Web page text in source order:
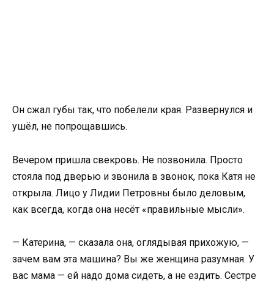
Он сжал губы так, что побелели края. Развернулся и
ушёл, не попрощавшись.
Вечером пришла свекровь. Не позвонила. Просто
стояла под дверью и звонила в звонок, пока Катя не
открыла. Лицо у Лидии Петровны было деловым,
как всегда, когда она несёт «правильные мысли».
— Катерина, — сказала она, оглядывая прихожую, —
зачем вам эта машина? Вы же женщина разумная. У
вас мама — ей надо дома сидеть, а не ездить. Сестре